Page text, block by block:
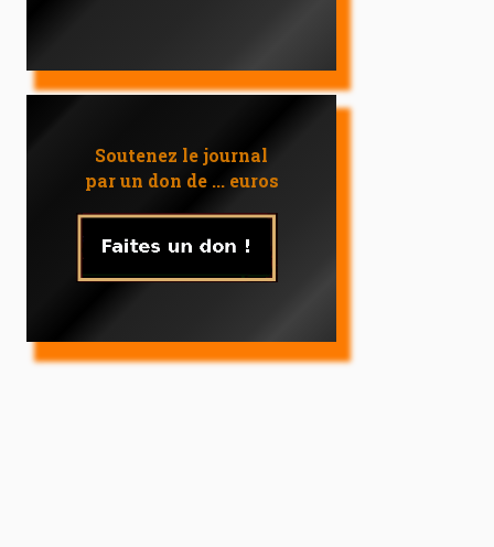
Soutenez le journal
par un don de ... euros